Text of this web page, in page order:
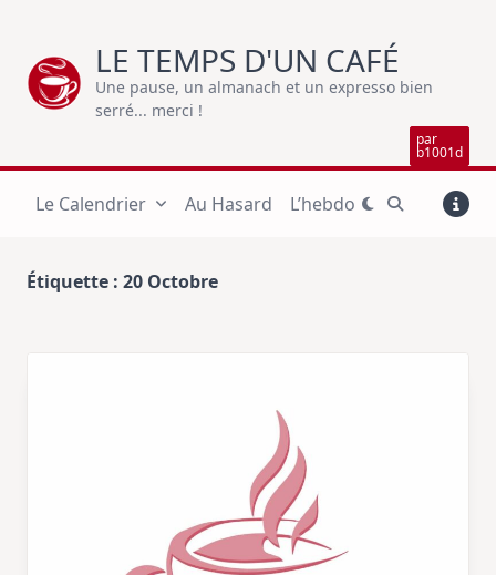
content
LE TEMPS D'UN CAFÉ
Une pause, un almanach et un expresso bien
serré... merci !
par
b1001d
Le Calendrier Au Hasard L’hebdo
Étiquette : 20 Octobre